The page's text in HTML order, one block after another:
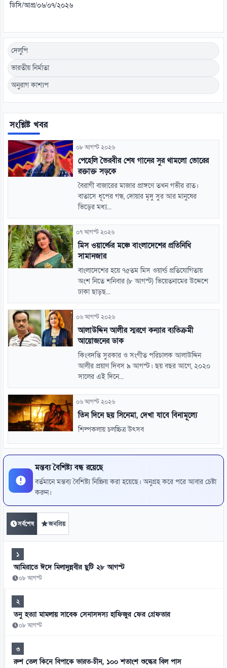
ডিসি/আপ্র/০৬/০৭/২০২৬
দেলুপি
ভারতীয় নির্মাতা
অনুরাগ কাশ্যপ
সংশ্লিষ্ট খবর
০৮ আগস্ট ২০২৬
পেহেলি ভৈরবীর শেষ গানের সুর থামলো ভোরের
রক্তাক্ত সড়কে
বৈরাগী বাজারের মাজার প্রাঙ্গণে তখন গভীর রাত।
বাতাসে ধূপের গন্ধ, দোয়ার মৃদু সুর আর মানুষের
ভিড়ের মধ্য...
০৭ আগস্ট ২০২৬
মিস ওয়ার্ল্ডের মঞ্চে বাংলাদেশের প্রতিনিধি
সামানজার
বাংলাদেশের হয়ে ৭৫তম মিস ওয়ার্ল্ড প্রতিযোগিতায়
অংশ নিতে শনিবার (৮ আগস্ট) ভিয়েতনামের উদ্দেশে
ঢাকা ছাড়ছ...
০৬ আগস্ট ২০২৬
আলাউদ্দিন আলীর স্মরণে কন্যার ব্যতিক্রমী
আয়োজনের ডাক
কিংবদন্তি সুরকার ও সংগীত পরিচালক আলাউদ্দিন
আলীর প্রয়াণ দিবস ৯ আগস্ট। ছয় বছর আগে, ২০২০
সালের এই দিনে...
০৬ আগস্ট ২০২৬
তিন দিনে ছয় সিনেমা, দেখা যাবে বিনামূল্যে
শিল্পকলায় চলচ্চিত্র উৎসব
মন্তব্য বৈশিষ্ট্য বন্ধ রয়েছে
বর্তমানে মন্তব্য বৈশিষ্ট্য নিষ্ক্রিয় করা হয়েছে। অনুগ্রহ করে পরে আবার চেষ্টা
করুন।
সর্বশেষ জনপ্রিয়
১
আমিরাতে ঈদে মিলাদুন্নবীর ছুটি ২৮ আগস্ট
০৮ আগস্ট
২
তনু হত্যা মামলায় সাবেক সেনাসদস্য হাফিজুর ফের গ্রেফতার
০৮ আগস্ট
৩
রুশ তেল কিনে বিপাকে ভারত-চীন, ১০০ শতাংশ শুল্কের বিল পাস